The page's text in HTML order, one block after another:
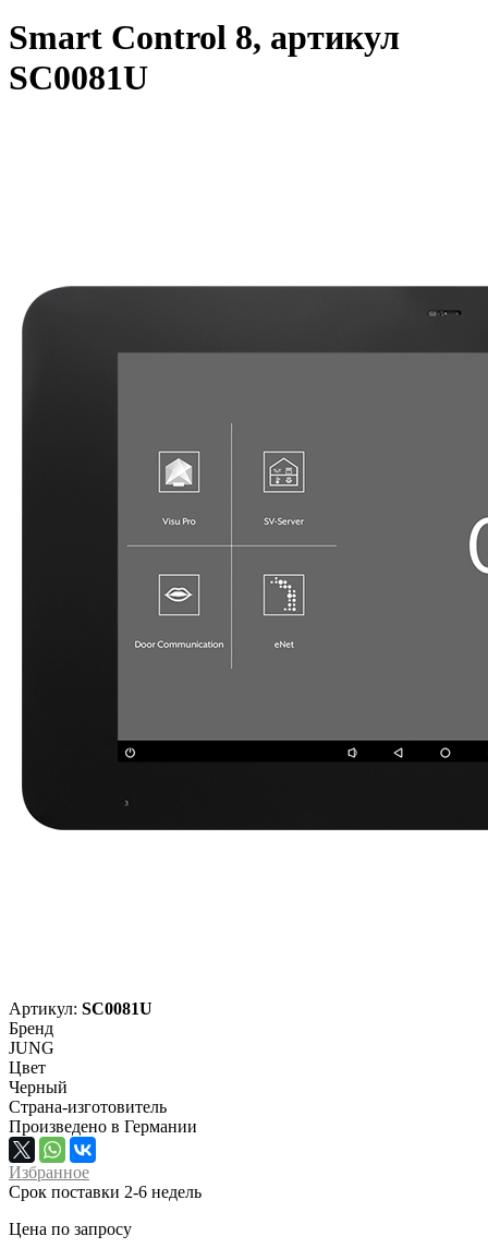
Smart Control 8, артикул
SC0081U
Артикул: SC0081U
Бренд
JUNG
Цвет
Черный
Страна-изготовитель
Произведено в Германии
Избранное
Срок поставки 2-6 недель
Цена по запросу